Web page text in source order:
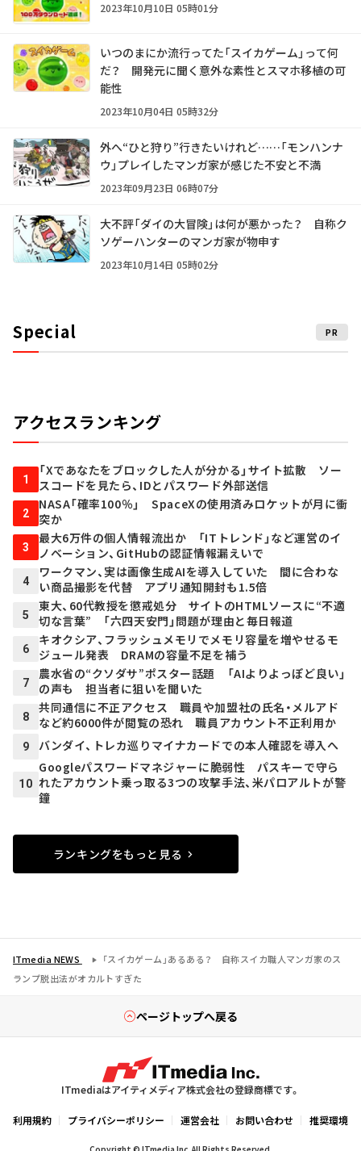
2023年10月10日 05時01分
いつのまにか流行ってた「スイカゲーム」って何
だ？ 開発元に聞く意外な素性とスマホ移植の可
能性
2023年10月04日 05時32分
外へ“ひと狩り”行きたいけれど……「モンハンナ
ウ」プレイしたマンガ家が感じた不安と不満
2023年09月23日 06時07分
大不評「ダイの大冒険」は何が悪かった？ 自称ク
ソゲーハンターのマンガ家が物申す
2023年10月14日 05時02分
Special PR
アクセスランキング
1
「Xであなたをブロックした人が分かる」サイト拡散 ソー
スコードを見たら、IDとパスワード外部送信
2
NASA「確率100％」 SpaceXの使用済みロケットが月に衝
突か
3
最大6万件の個人情報流出か 「ITトレンド」など運営のイ
ノベーション、GitHubの認証情報漏えいで
4
ワークマン、実は画像生成AIを導入していた 間に合わな
い商品撮影を代替 アプリ通知開封も1.5倍
5
東大、60代教授を懲戒処分 サイトのHTMLソースに“不適
切な言葉” 「六四天安門」問題が理由と毎日報道
6
キオクシア、フラッシュメモリでメモリ容量を増やせるモ
ジュール発表 DRAMの容量不足を補う
7
農水省の“クソダサ”ポスター話題 「AIよりよっぽど良い」
の声も 担当者に狙いを聞いた
8
共同通信に不正アクセス 職員や加盟社の氏名・メルアド
など約6000件が閲覧の恐れ 職員アカウント不正利用か
9 バンダイ、トレカ巡りマイナカードでの本人確認を導入へ
10
Googleパスワードマネジャーに脆弱性 パスキーで守ら
れたアカウント乗っ取る3つの攻撃手法、米パロアルトが警
鐘
ランキングをもっと見る
ITmedia NEWS
「スイカゲーム」あるある？ 自称スイカ職人マンガ家のス
ランプ脱出法がオカルトすぎた
ページトップへ戻る
ITmediaはアイティメディア株式会社の登録商標です。
利用規約 プライバシーポリシー 運営会社 お問い合わせ 推奨環境